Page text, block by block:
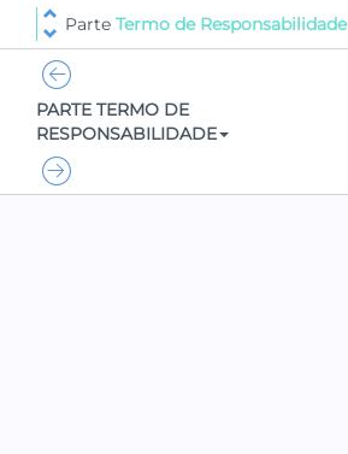
Parte Termo de Responsabilidade
PARTE TERMO DE
RESPONSABILIDADE